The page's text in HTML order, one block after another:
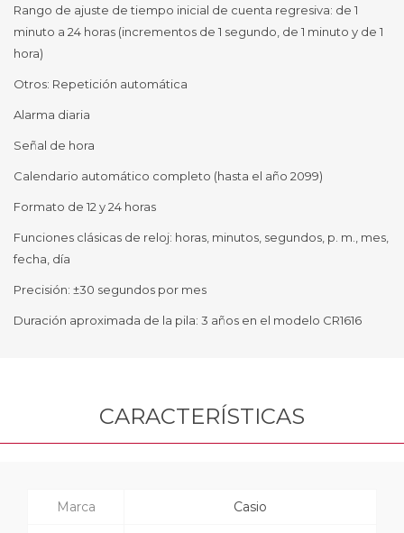
Rango de ajuste de tiempo inicial de cuenta regresiva: de 1
minuto a 24 horas (incrementos de 1 segundo, de 1 minuto y de 1
hora)
Otros: Repetición automática
Alarma diaria
Señal de hora
Calendario automático completo (hasta el año 2099)
Formato de 12 y 24 horas
Funciones clásicas de reloj: horas, minutos, segundos, p. m., mes,
fecha, día
Precisión: ±30 segundos por mes
Duración aproximada de la pila: 3 años en el modelo CR1616
CARACTERÍSTICAS
Marca Casio